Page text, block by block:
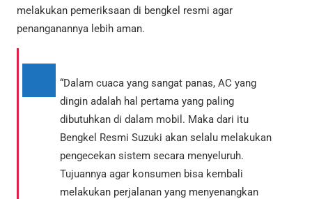
melakukan pemeriksaan di bengkel resmi agar
penanganannya lebih aman.
“Dalam cuaca yang sangat panas, AC yang
dingin adalah hal pertama yang paling
dibutuhkan di dalam mobil. Maka dari itu
Bengkel Resmi Suzuki akan selalu melakukan
pengecekan sistem secara menyeluruh.
Tujuannya agar konsumen bisa kembali
melakukan perjalanan yang menyenangkan